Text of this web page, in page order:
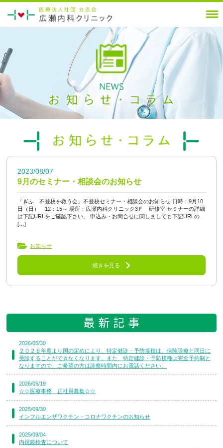
2023/08/07
9月のセミナー・相談会のお知らせ
「ぎふ 不登校を救う会」不登校セミナー・相談会のお知らせ 日時：9月10
日（日） 12：15～ 場所：広瀬内科クリニック3Ｆ 研修室 セミナーの詳細
は下記URLをご確認下さい。 申込み・お問合せに関しましても下記URLの
[…]
お知らせ
続きを見る
2026/05/30
２０２６年度より国の定めにより、特定健診・予防接種は、保険診療と同日に
受診することができなくなります。また、特定健診・予防接種は完全予約制と
なりますので、ご希望の方は診察時間内にお電話ください。
2026/05/19
☆☆医療事務 正社員募集☆☆
2025/09/30
インフルエンザワクチン・コロナワクチンのお知らせ
2025/09/04
内視鏡検査について